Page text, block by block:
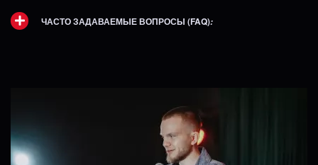
ЧАСТО ЗАДАВАЕМЫЕ ВОПРОСЫ (FAQ):